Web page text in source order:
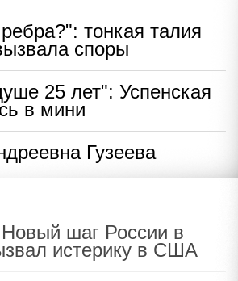
тонкая талия
споры
25 лет": Успенская
в мини
Гузеева
шаг России в
истерику в США